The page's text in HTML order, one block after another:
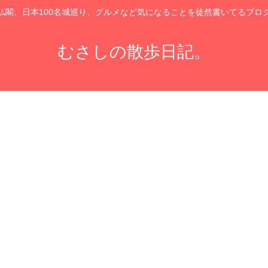
閣、日本100名城巡り、グルメなど気になることを徒然書いてるブロ
むさしの散歩日記。